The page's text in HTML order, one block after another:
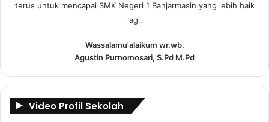
terus untuk mencapai SMK Negeri 1 Banjarmasin yang lebih baik
lagi.
Wassalamu'alaikum wr.wb.
Agustin Purnomosari, S.Pd M.Pd
Video Profil Sekolah